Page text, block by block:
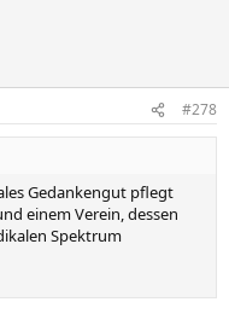
#278
Gedankengut pflegt
einem Verein, dessen
Spektrum